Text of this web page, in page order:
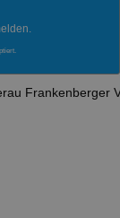
Frankenberger